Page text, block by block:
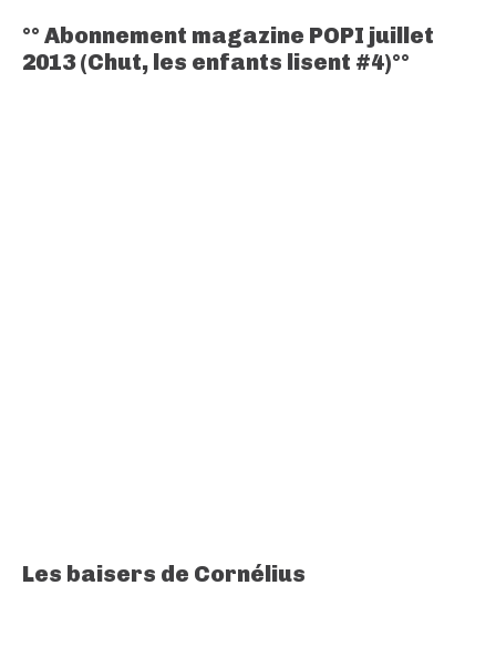
°° Abonnement magazine POPI juillet
2013 (Chut, les enfants lisent #4)°°
Les baisers de Cornélius